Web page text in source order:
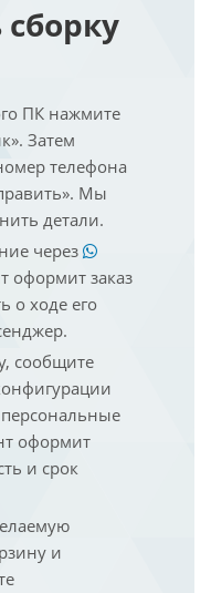
сборку
ПК нажмите
Затем
телефона
Мы
детали.
через
оформит заказ
о ходе его
сообщите
оформит
и срок
и